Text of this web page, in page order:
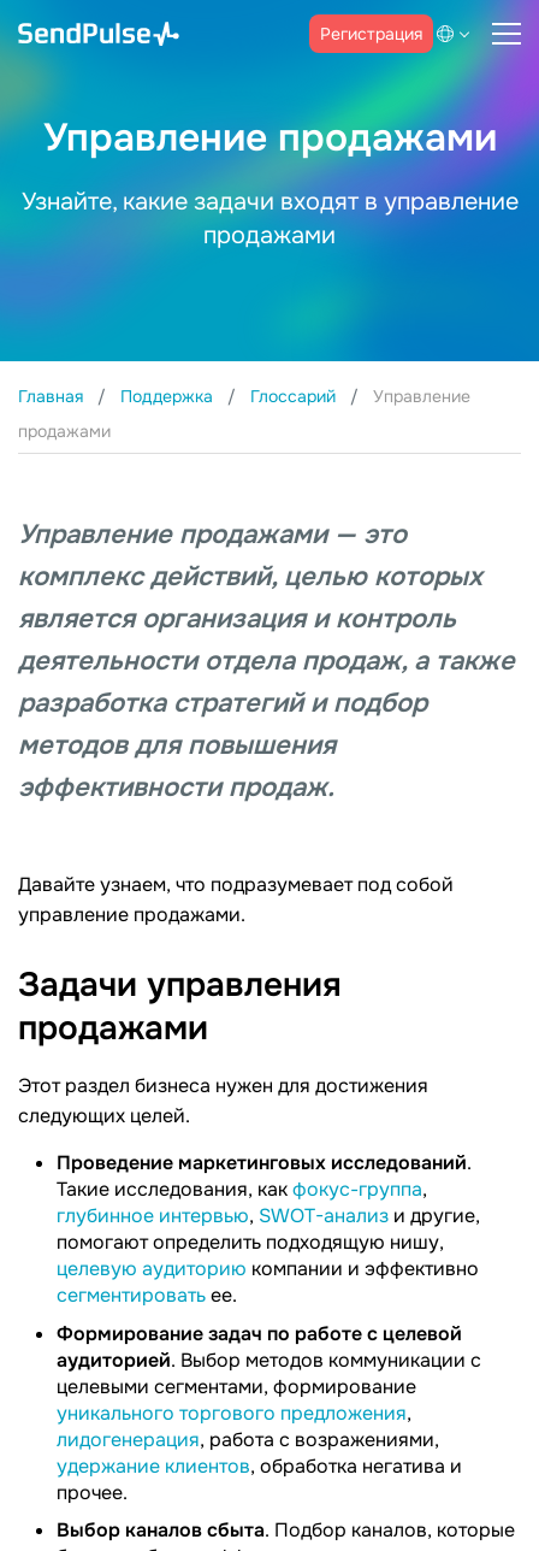
Регистрация
Управление продажами
Узнайте, какие задачи входят в управление
продажами
Главная Поддержка Глоссарий
Управление
продажами
Управление продажами — это
комплекс действий, целью которых
является организация и контроль
деятельности отдела продаж, а также
разработка стратегий и подбор
методов для повышения
эффективности продаж.
Давайте узнаем, что подразумевает под собой
управление продажами.
Задачи управления
продажами
Этот раздел бизнеса нужен для достижения
следующих целей.
Проведение маркетинговых исследований.
Такие исследования, какфокус-группа,
глубинное интервью, SWOT-анализ и другие,
помогают определить подходящую нишу,
целевую аудиторию компании и эффективно
сегментироватьее.
Формирование задач по работе с целевой
аудиторией. Выбор методов коммуникации с
целевыми сегментами, формирование
уникального торгового предложения,
лидогенерация, работа с возражениями,
удержание клиентов, обработка негатива и
прочее.
Выбор каналов сбыта. Подбор каналов, которые